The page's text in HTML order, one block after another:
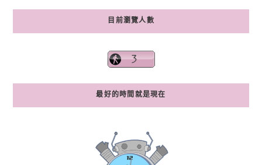
目前瀏覽人數
最好的時間就是現在